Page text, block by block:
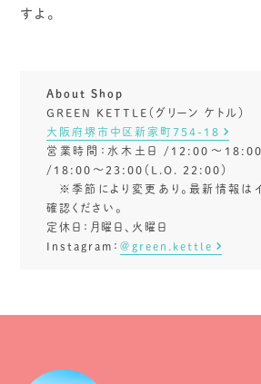
すよ。
About Shop
GREEN KETTLE（グリーン ケトル）
大阪府堺市中区新家町754-18
営業時間：水木土日 /12:00〜18:00
/18:00〜23:00（L.O. 22:00）
※季節により変更あり。最新情報は
確認ください。
定休日：月曜日、火曜日
Instagram： ＠green.kettle